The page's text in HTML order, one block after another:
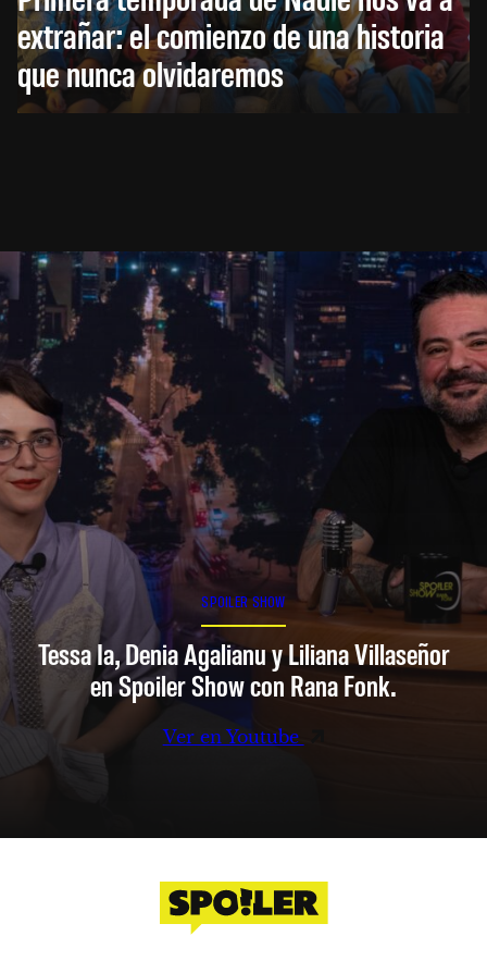
extrañar: el comienzo de una historia
que nunca olvidaremos
SPOILER SHOW
Tessa Ia, Denia Agalianu y Liliana Villaseñor
en Spoiler Show con Rana Fonk.
Ver en Youtube